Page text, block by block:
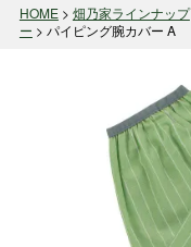
HOME 畑乃家ラインナップ
ー
パイピング腕カバー A